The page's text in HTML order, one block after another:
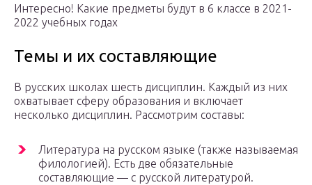
Интересно! Какие предметы будут в 6 классе в 2021-
2022 учебных годах
Темы и их составляющие
В русских школах шесть дисциплин. Каждый из них
охватывает сферу образования и включает
несколько дисциплин. Рассмотрим составы:
Литература на русском языке (также называемая
филологией). Есть две обязательные
составляющие — с русской литературой.